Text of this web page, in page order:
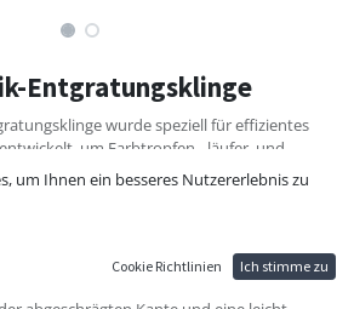
Entgratungsklinge
wurde speziell für effizientes
um Farbtropfen, -läufer, und
Oberflächen zu entfernen. Sie besteht
bei sehr hohen Temperaturen synthetisiert
zu entfernen.
um Ihnen ein besseres Nutzererlebnis zu
Cookie Richtlinien Ich stimme zu